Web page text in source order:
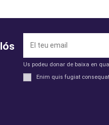
Us podeu donar de baixa en
Enim quis fugiat